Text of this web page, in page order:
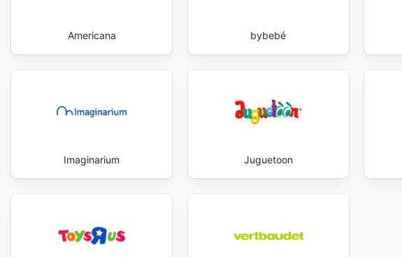
Americana bybebé
Imaginarium Juguetoon